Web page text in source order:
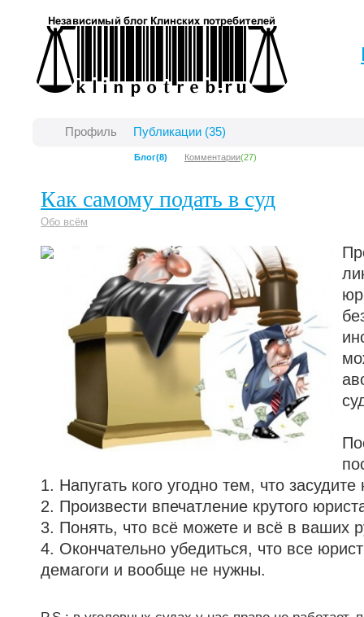
Профиль Публикации (35)
Блог(8) Комментарии(27)
Как самому подать в суд
Обо всём
1. Напугать кого угодно тем, что засудите
2. Произвести впечатление крутого
3. Понять, что всё можете и всё в ваших
4. Окончательно убедиться, что все
демагоги и вообще не нужны.